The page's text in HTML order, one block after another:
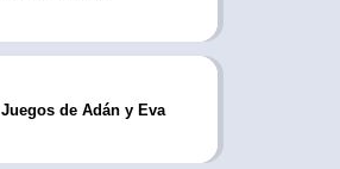
Juegos de Adán y Eva